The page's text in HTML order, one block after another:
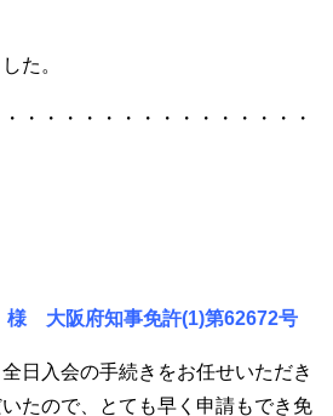
た。
・・・・・・・・・・・・・・・
様 大阪府知事免許(1)第62672号
日入会の手続きをお任せいただき
たので、とても早く申請もでき免